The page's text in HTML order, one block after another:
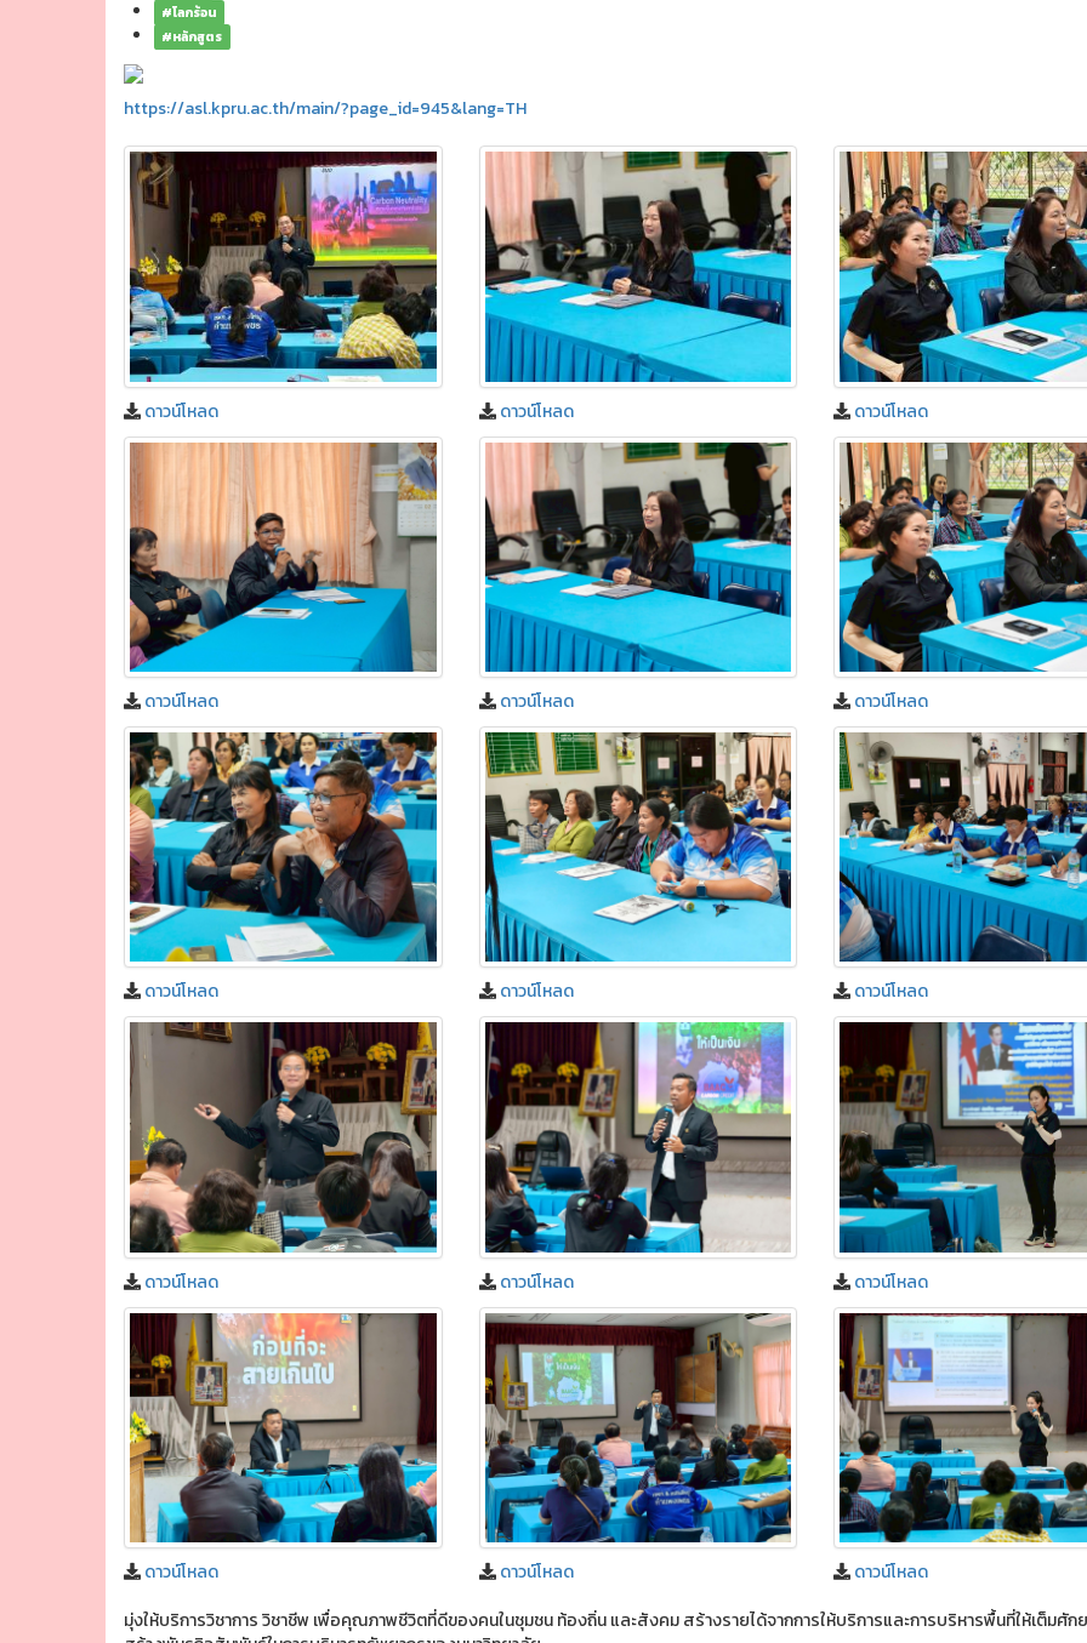
#โลกร้อน
#หลักสูตร
https://asl.kpru.ac.th/main/?page_id=945&lang=TH
ดาวน์โหลด ดาวน์โหลด ดาวน์โหลด
ดาวน์โหลด ดาวน์โหลด ดาวน์โหลด
ดาวน์โหลด ดาวน์โหลด ดาวน์โหลด
ดาวน์โหลด ดาวน์โหลด ดาวน์โหลด
ดาวน์โหลด ดาวน์โหลด
ดาวน์โหลด
มุ่งให้บริการวิชาการ วิชาชีพ เพื่อคุณภาพชีวิตที่ดีของคนในชุมชน ท้องถิ่น และสังคม สร้างรายได้จากการให้บริการและการบริหารพื้นที่ให้เต็มศัก